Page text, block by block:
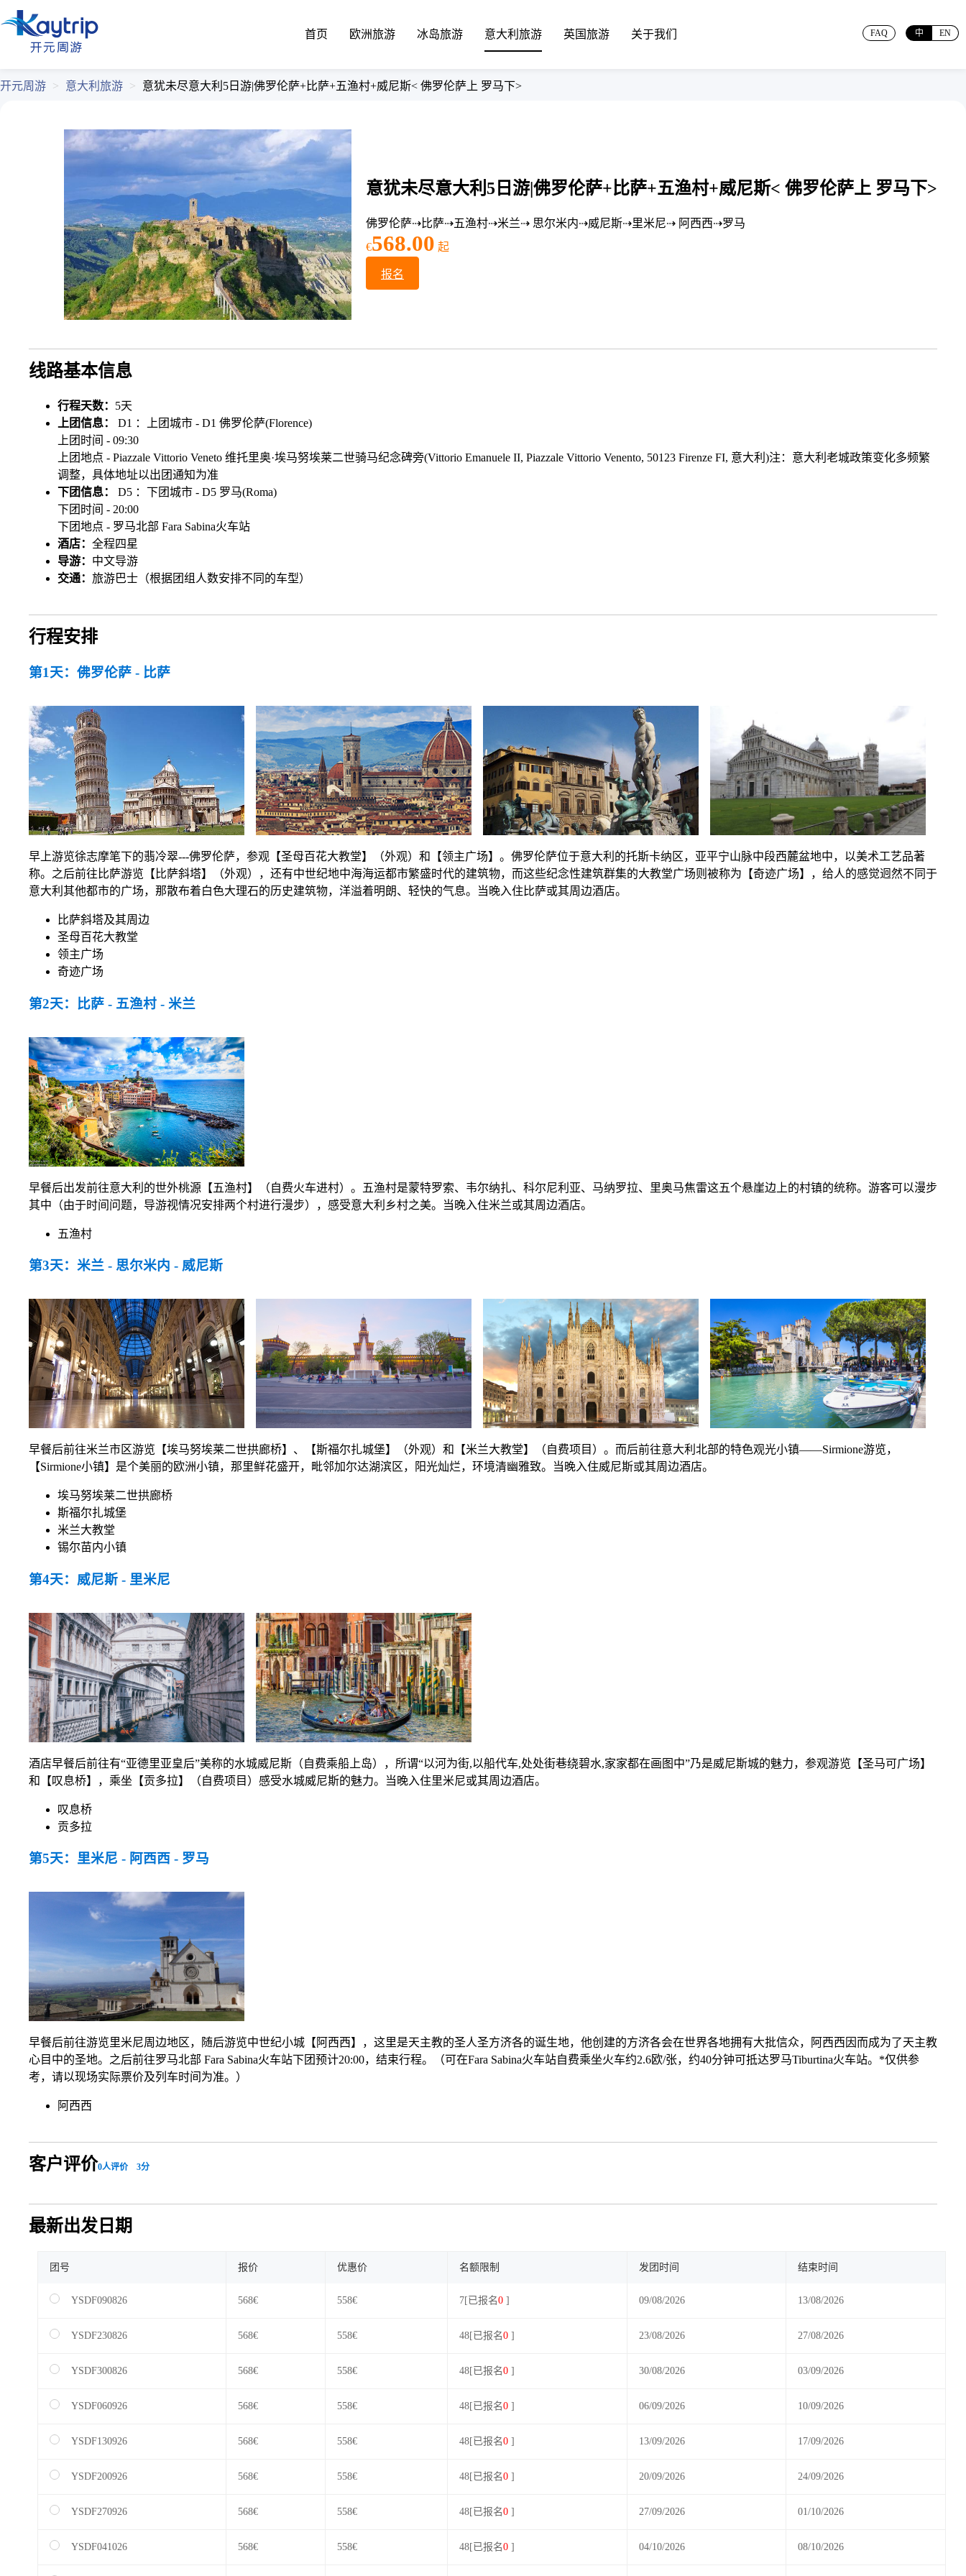
首页 欧洲旅游 冰岛旅游 意大利旅游 英国旅游 关于我们 FAQ 中 EN
开元周游 > 意大利旅游 > 意犹未尽意大利5日游|佛罗伦萨+比萨+五渔村+威尼斯< 佛罗伦萨上 罗马下>
意犹未尽意大利5日游|佛罗伦萨+比萨+五渔村+威尼斯< 佛罗伦萨上 罗马下>
佛罗伦萨⇢比萨⇢五渔村⇢米兰⇢ 思尔米内⇢威尼斯⇢里米尼⇢ 阿西西⇢罗马
€568.00 起
报名
线路基本信息
行程天数： 5天
上团信息：
D1 ：上团城市 - D1 佛罗伦萨(Florence)
上团时间 - 09:30
上团地点 - Piazzale Vittorio Veneto 维托里奥·埃马努埃莱二世骑马纪念碑旁(Vittorio Emanuele II, Piazzale Vittorio Venento, 50123 Firenze FI, 意大利)注：意大利老城政策变化多频繁
调整，具体地址以出团通知为准
下团信息：
D5 ：下团城市 - D5 罗马(Roma)
下团时间 - 20:00
下团地点 - 罗马北部 Fara Sabina火车站
酒店： 全程四星
导游： 中文导游
交通： 旅游巴士（根据团组人数安排不同的车型）
行程安排
第1天：佛罗伦萨 - 比萨
早上游览徐志摩笔下的翡冷翠---佛罗伦萨，参观【圣母百花大教堂】（外观）和【领主广场】。佛罗伦萨位于意大利的托斯卡纳区，亚平宁山脉中段西麓盆地中，以美术工艺品著
称。之后前往比萨游览【比萨斜塔】（外观），还有中世纪地中海海运都市繁盛时代的建筑物，而这些纪念性建筑群集的大教堂广场则被称为【奇迹广场】，给人的感觉迥然不同于
意大利其他都市的广场，那散布着白色大理石的历史建筑物，洋溢着明朗、轻快的气息。当晚入住比萨或其周边酒店。
比萨斜塔及其周边
圣母百花大教堂
领主广场
奇迹广场
第2天：比萨 - 五渔村 - 米兰
早餐后出发前往意大利的世外桃源【五渔村】（自费火车进村）。五渔村是蒙特罗索、韦尔纳扎、科尔尼利亚、马纳罗拉、里奥马焦雷这五个悬崖边上的村镇的统称。游客可以漫步
其中（由于时间问题，导游视情况安排两个村进行漫步），感受意大利乡村之美。当晚入住米兰或其周边酒店。
五渔村
第3天：米兰 - 思尔米内 - 威尼斯
早餐后前往米兰市区游览【埃马努埃莱二世拱廊桥】、【斯福尔扎城堡】（外观）和【米兰大教堂】（自费项目）。而后前往意大利北部的特色观光小镇——Sirmione游览，
【Sirmione小镇】是个美丽的欧洲小镇，那里鲜花盛开，毗邻加尔达湖滨区，阳光灿烂，环境清幽雅致。当晚入住威尼斯或其周边酒店。
埃马努埃莱二世拱廊桥
斯福尔扎城堡
米兰大教堂
锡尔苗内小镇
第4天：威尼斯 - 里米尼
酒店早餐后前往有“亚德里亚皇后”美称的水城威尼斯（自费乘船上岛），所谓“以河为街,以船代车,处处街巷绕碧水,家家都在画图中”乃是威尼斯城的魅力，参观游览【圣马可广场】
和【叹息桥】，乘坐【贡多拉】（自费项目）感受水城威尼斯的魅力。当晚入住里米尼或其周边酒店。
叹息桥
贡多拉
第5天：里米尼 - 阿西西 - 罗马
早餐后前往游览里米尼周边地区，随后游览中世纪小城【阿西西】，这里是天主教的圣人圣方济各的诞生地，他创建的方济各会在世界各地拥有大批信众，阿西西因而成为了天主教
心目中的圣地。之后前往罗马北部 Fara Sabina火车站下团预计20:00，结束行程。（可在Fara Sabina火车站自费乘坐火车约2.6欧/张，约40分钟可抵达罗马Tiburtina火车站。*仅供参
考，请以现场实际票价及列车时间为准。）
阿西西
客户评价0人评价 3分
最新出发日期
团号 报价 优惠价 名额限制 发团时间 结束时间
YSDF090826 568€ 558€ 7[已报名0 ] 09/08/2026 13/08/2026
YSDF230826 568€ 558€ 48[已报名0 ] 23/08/2026 27/08/2026
YSDF300826 568€ 558€ 48[已报名0 ] 30/08/2026 03/09/2026
YSDF060926 568€ 558€ 48[已报名0 ] 06/09/2026 10/09/2026
YSDF130926 568€ 558€ 48[已报名0 ] 13/09/2026 17/09/2026
YSDF200926 568€ 558€ 48[已报名0 ] 20/09/2026 24/09/2026
YSDF270926 568€ 558€ 48[已报名0 ] 27/09/2026 01/10/2026
YSDF041026 568€ 558€ 48[已报名0 ] 04/10/2026 08/10/2026